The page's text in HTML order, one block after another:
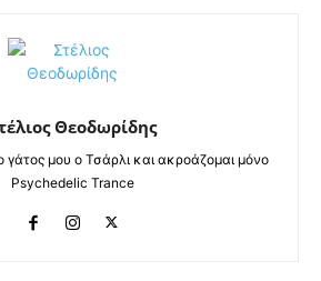
Θεοδωρίδης
γάτος μου ο Τσάρλι και ακροάζομαι μόνο
Psychedelic Trance